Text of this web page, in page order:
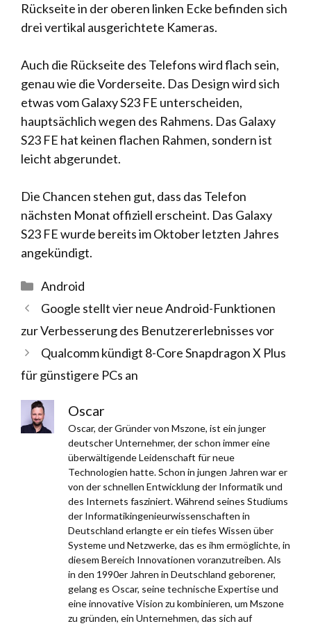
Rückseite in der oberen linken Ecke befinden sich
drei vertikal ausgerichtete Kameras.
Auch die Rückseite des Telefons wird flach sein,
genau wie die Vorderseite. Das Design wird sich
etwas vom Galaxy S23 FE unterscheiden,
hauptsächlich wegen des Rahmens. Das Galaxy
S23 FE hat keinen flachen Rahmen, sondern ist
leicht abgerundet.
Die Chancen stehen gut, dass das Telefon
nächsten Monat offiziell erscheint. Das Galaxy
S23 FE wurde bereits im Oktober letzten Jahres
angekündigt.
Kategorien
Android
Google stellt vier neue Android-Funktionen
zur Verbesserung des Benutzererlebnisses vor
Qualcomm kündigt 8-Core Snapdragon X Plus
für günstigere PCs an
Oscar
Oscar, der Gründer von Mszone, ist ein junger
deutscher Unternehmer, der schon immer eine
überwältigende Leidenschaft für neue
Technologien hatte. Schon in jungen Jahren war er
von der schnellen Entwicklung der Informatik und
des Internets fasziniert. Während seines Studiums
der Informatikingenieurwissenschaften in
Deutschland erlangte er ein tiefes Wissen über
Systeme und Netzwerke, das es ihm ermöglichte, in
diesem Bereich Innovationen voranzutreiben. Als
in den 1990er Jahren in Deutschland geborener,
gelang es Oscar, seine technische Expertise und
eine innovative Vision zu kombinieren, um Mszone
zu gründen, ein Unternehmen, das sich auf